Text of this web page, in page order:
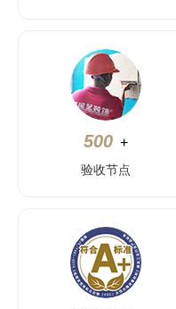
500 +
验收节点